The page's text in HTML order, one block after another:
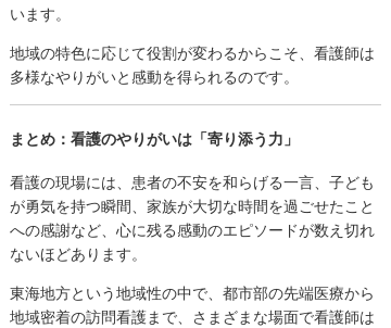
います。
地域の特色に応じて役割が変わるからこそ、看護師は
多様なやりがいと感動を得られるのです。
まとめ：看護のやりがいは「寄り添う力」
看護の現場には、患者の不安を和らげる一言、子ども
が勇気を持つ瞬間、家族が大切な時間を過ごせたこと
への感謝など、心に残る感動のエピソードが数え切れ
ないほどあります。
東海地方という地域性の中で、都市部の先端医療から
地域密着の訪問看護まで、さまざまな場面で看護師は